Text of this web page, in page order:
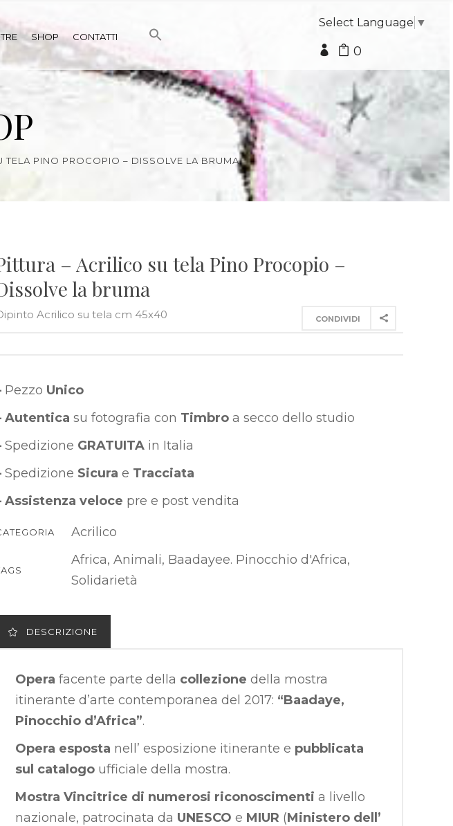
SHOP CONTATTI
Select Language ▼
0
TELA PINO PROCOPIO – DISSOLVE LA BRUMA
– Acrilico su tela Pino Procopio –
la bruma
CONDIVIDI
Acrilico su tela cm 45x40
Pezzo Unico
Autentica su fotografia con Timbro a secco dello studio
Spedizione GRATUITA in Italia
Spedizione Sicura e Tracciata
Assistenza veloce pre e post vendita
Acrilico
Africa, Animali, Baadayee. Pinocchio d'Africa,
Solidarietà
DESCRIZIONE
Opera facente parte della collezione della mostra
itinerante d’arte contemporanea del 2017: “Baadaye,
Pinocchio d’Africa”.
Opera esposta nell’ esposizione itinerante e pubblicata
sul catalogo ufficiale della mostra.
Mostra Vincitrice di numerosi riconoscimenti a livello
nazionale, patrocinata da UNESCO e MIUR (Ministero dell’